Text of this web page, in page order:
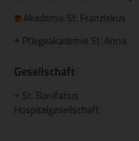
Akademie St. Franziskus
+ Pflegeakademie St. Anna
Gesellschaft
St. Bonifatius
Hospitalgesellschaft